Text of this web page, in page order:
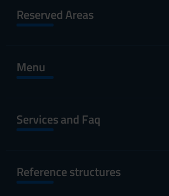
Reserved Areas
Menu
Services and Faq
Reference structures